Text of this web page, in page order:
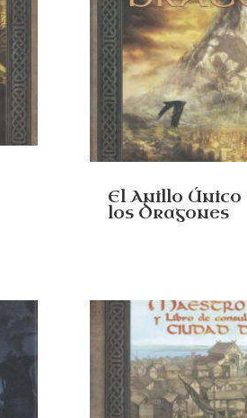
El Anillo Único
los Dragones